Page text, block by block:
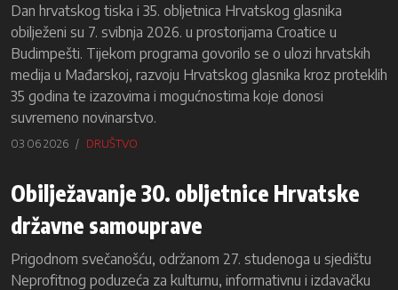
Dan hrvatskog tiska i 35. obljetnica Hrvatskog glasnika
obilježeni su 7. svibnja 2026. u prostorijama Croatice u
Budimpešti. Tijekom programa govorilo se o ulozi hrvatskih
medija u Mađarskoj, razvoju Hrvatskog glasnika kroz proteklih
35 godina te izazovima i mogućnostima koje donosi
suvremeno novinarstvo.
03 06 2026 DRUŠTVO
Obilježavanje 30. obljetnice Hrvatske
državne samouprave
Prigodnom svečanošću, održanom 27. studenoga u sjedištu
Neprofitnog poduzeća za kulturnu, informativnu i izdavačku